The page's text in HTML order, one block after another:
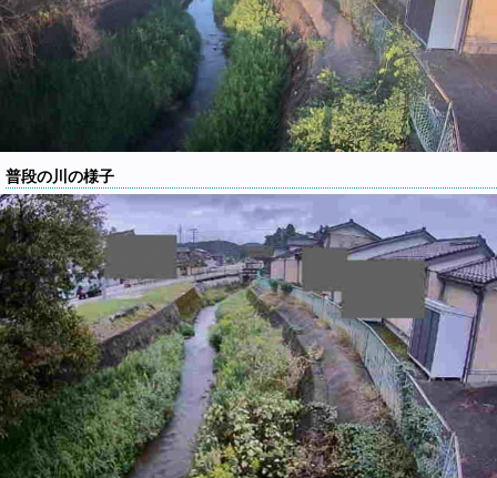
普段の川の様子